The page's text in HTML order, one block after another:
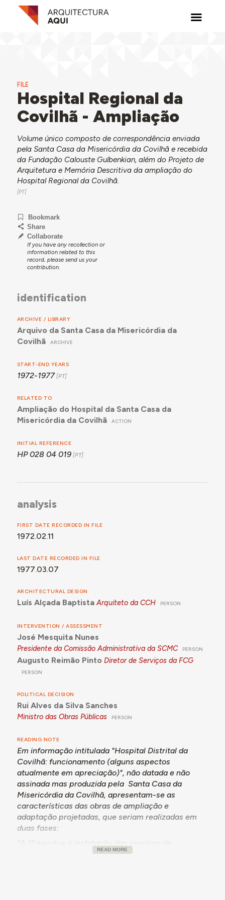
FILE
Hospital Regional da
Covilhã - Ampliação
Volume único composto de correspondência enviada
pela Santa Casa da Misericórdia da Covilhã e recebida
da Fundação Calouste Gulbenkian, além do Projeto de
Arquitetura e Memória Descritiva da ampliação do
Hospital Regional da Covilhã.
Bookmark
Share
Collaborate
If you have any recollection or
information related to this
record, please send us your
contribution.
identification
ARCHIVE / LIBRARY
Arquivo da Santa Casa da Misericórdia da
Covilhã
ARCHIVE
START-END YEARS
1972-1977
RELATED TO
Ampliação do Hospital da Santa Casa da
Misericórdia da Covilhã
ACTION
INITIAL REFERENCE
HP 028 04 019
analysis
FIRST DATE RECORDED IN FILE
1972.02.11
LAST DATE RECORDED IN FILE
1977.03.07
ARCHITECTURAL DESIGN
Luís Alçada Baptista Arquiteto da CCH PERSON
INTERVENTION / ASSESSMENT
José Mesquita Nunes
Presidente da Comissão Administrativa da SCMC PERSON
Augusto Reimão Pinto Diretor de Serviços da FCG
PERSON
POLITICAL DECISION
Rui Alves da Silva Sanches
Ministro das Obras Públicas PERSON
READING NOTE
Em informação intitulada "Hospital Distrital da
Covilhã: funcionamento (alguns aspectos
atualmente em apreciação)", não datada e não
assinada mas produzida pela Santa Casa da
Misericórdia da Covilhã, apresentam-se as
características das obras de ampliação e
adaptação projetadas, que seriam realizadas em
duas fases:
radiologia, análises clínicas, maternidade, serviço
READ MORE